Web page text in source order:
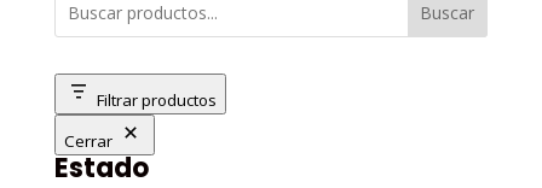
Buscar
Filtrar productos
Cerrar
Estado